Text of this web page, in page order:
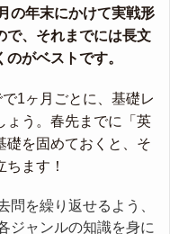
の年末にかけて実戦形
で、それまでには長文
がベストです。
1ヶ月ごとに、基礎レ
ょう。春先までに「英
礎を固めておくと、そ
ます！
問を繰り返せるよう、
ジャンルの知識を身に